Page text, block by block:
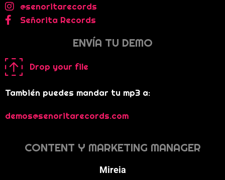
@senoritarecords
Señorita Records
ENVÍA TU DEMO
Drop your file
También puedes mandar tu mp3 a:
demos@senoritarecords.com
CONTENT Y MARKETING MANAGER
Mireia